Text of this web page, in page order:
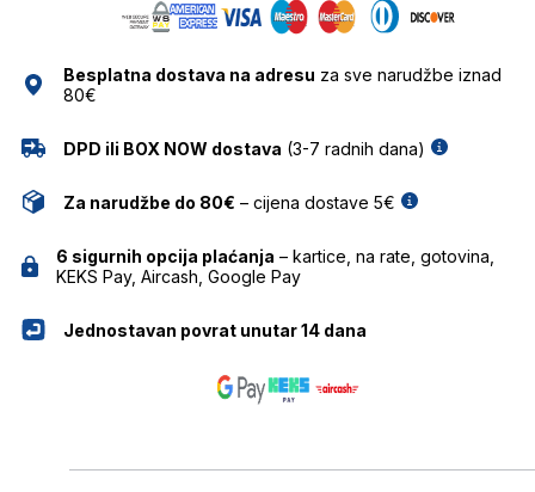
Besplatna dostava na adresu za sve narudžbe iznad
80€
DPD ili BOX NOW dostava (3-7 radnih dana)
Za narudžbe do 80€ – cijena dostave 5€
6 sigurnih opcija plaćanja – kartice, na rate, gotovina,
KEKS Pay, Aircash, Google Pay
Jednostavan povrat unutar 14 dana